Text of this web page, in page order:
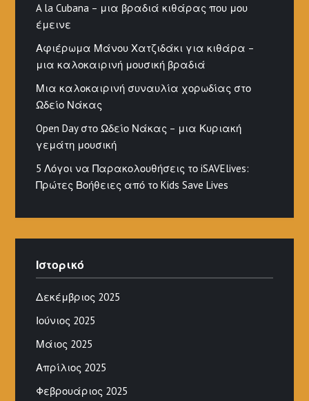
A la Cubana – μια βραδιά κιθάρας που μου
έμεινε
Αφιέρωμα Μάνου Χατζιδάκι για κιθάρα –
μια καλοκαιρινή μουσική βραδιά
Μια καλοκαιρινή συναυλία χορωδίας στο
Ωδείο Νάκας
Open Day στο Ωδείο Νάκας – μια Κυριακή
γεμάτη μουσική
5 Λόγοι να Παρακολουθήσεις το iSAVElives:
Πρώτες Βοήθειες από το Kids Save Lives
Ιστορικό
Δεκέμβριος 2025
Ιούνιος 2025
Μάιος 2025
Απρίλιος 2025
Φεβρουάριος 2025